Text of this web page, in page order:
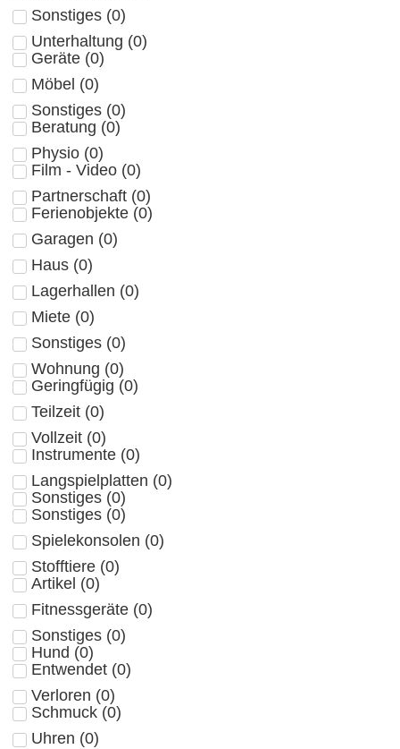
Sonstiges (0)
Unterhaltung (0)
Geräte (0)
Möbel (0)
Sonstiges (0)
Beratung (0)
Physio (0)
Film - Video (0)
Partnerschaft (0)
Ferienobjekte (0)
Garagen (0)
Haus (0)
Lagerhallen (0)
Miete (0)
Sonstiges (0)
Wohnung (0)
Geringfügig (0)
Teilzeit (0)
Vollzeit (0)
Instrumente (0)
Langspielplatten (0)
Sonstiges (0)
Sonstiges (0)
Spielekonsolen (0)
Stofftiere (0)
Artikel (0)
Fitnessgeräte (0)
Sonstiges (0)
Hund (0)
Entwendet (0)
Verloren (0)
Schmuck (0)
Uhren (0)